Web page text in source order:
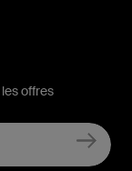
offres